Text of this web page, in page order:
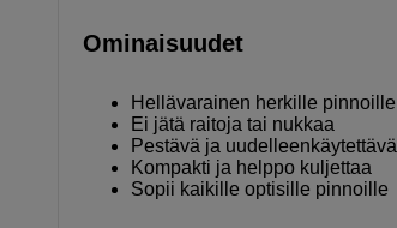
Ominaisuudet
Hellävarainen herkille pinnoille
Ei jätä raitoja tai nukkaa
Pestävä ja uudelleenkäytettävä
Kompakti ja helppo kuljettaa
Sopii kaikille optisille pinnoille